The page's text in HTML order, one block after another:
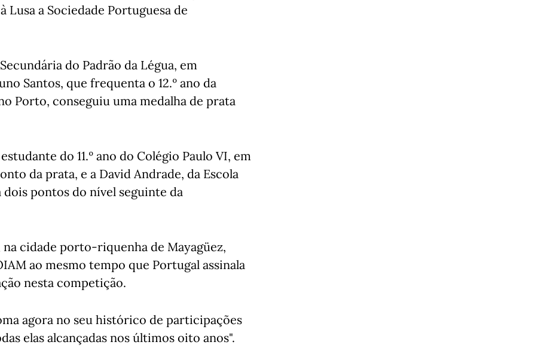
Lusa a Sociedade Portuguesa de
do Padrão da Légua, em
Santos, que frequenta o 12.º ano da
Porto, conseguiu uma medalha de prata
do 11.º ano do Colégio Paulo VI, em
da prata, e a David Andrade, da Escola
pontos do nível seguinte da
na cidade porto-riquenha de Mayagüez,
ao mesmo tempo que Portugal assinala
nesta competição.
agora no seu histórico de participações
elas alcançadas nos últimos oito anos".